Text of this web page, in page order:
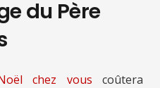
du Père
chez vous coûtera